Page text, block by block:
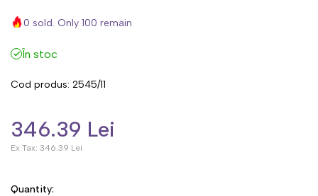
0 sold. Only 100 remain
În stoc
Cod produs: 2545/11
346.39 Lei
Ex Tax: 346.39 Lei
Quantity: